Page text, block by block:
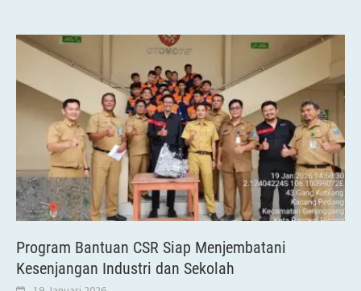
Program Bantuan CSR Siap Menjembatani
Kesenjangan Industri dan Sekolah